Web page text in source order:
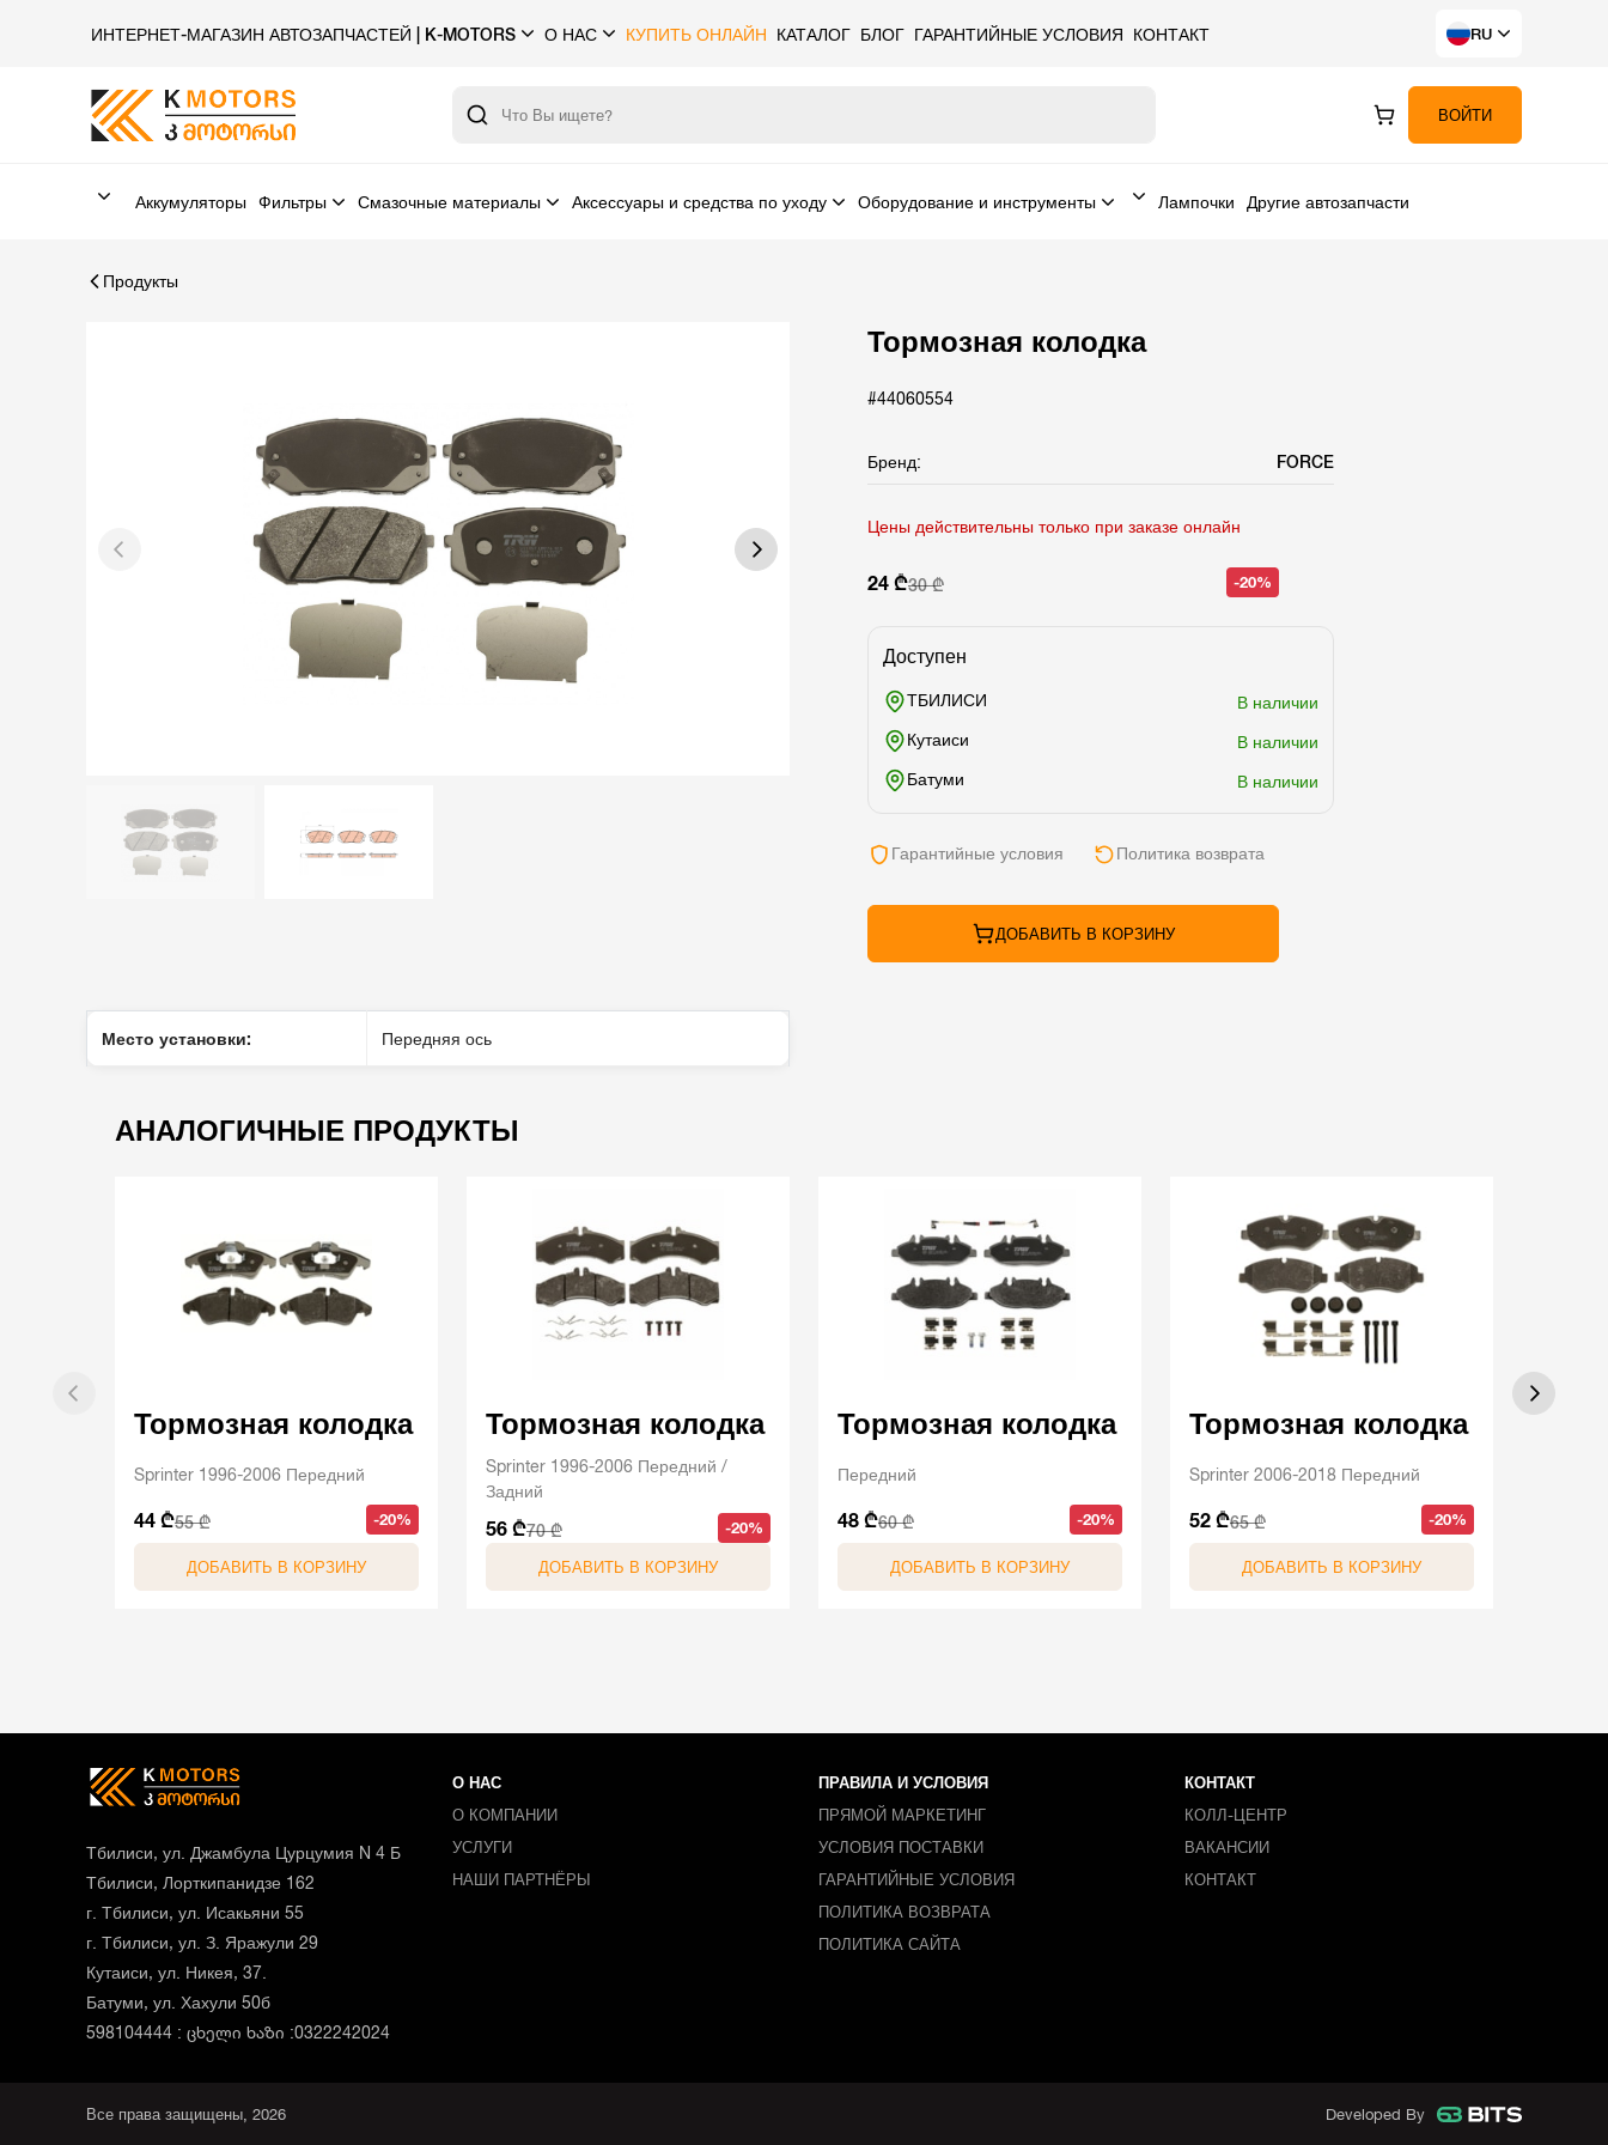
ИНТЕРНЕТ-МАГАЗИН АВТОЗАПЧАСТЕЙ | K-MOTORS О НАС КУПИТЬ ОНЛАЙН КАТАЛОГ БЛОГ ГАРАНТИЙНЫЕ УСЛОВИЯ КОНТАКТ RU
ВОЙТИ
Аккумуляторы Фильтры Смазочные материалы Аксессуары и средства по уходу Оборудование и инструменты Лампочки Другие автозапчасти
Продукты
Тормозная колодка
#44060554
Бренд: FORCE
Цены действительны только при заказе онлайн
24 ₾30 ₾ -20%
Доступен
ТБИЛИСИ
В наличии
Кутаиси
В наличии
Батуми
В наличии
Гарантийные условия Политика возврата
ДОБАВИТЬ В КОРЗИНУ
Место установки: Передняя ось
АНАЛОГИЧНЫЕ ПРОДУКТЫ
Тормозная колодка
Sprinter 1996-2006 Передний
44 ₾55 ₾ -20%
ДОБАВИТЬ В КОРЗИНУ
Тормозная колодка
Sprinter 1996-2006 Передний /
Задний
56 ₾70 ₾ -20%
ДОБАВИТЬ В КОРЗИНУ
Тормозная колодка
Передний
48 ₾60 ₾ -20%
ДОБАВИТЬ В КОРЗИНУ
Тормозная колодка
Sprinter 2006-2018 Передний
52 ₾65 ₾ -20%
ДОБАВИТЬ В КОРЗИНУ
Тбилиси, ул. Джамбула Цурцумия N 4 Б
Тбилиси, Лорткипанидзе 162
г. Тбилиси, ул. Исакьяни 55
г. Тбилиси, ул. З. Яражули 29
Кутаиси, ул. Никея, 37.
Батуми, ул. Хахули 50б
598104444 : ცხელი ხაზი :0322242024
О НАС
О КОМПАНИИ
УСЛУГИ
НАШИ ПАРТНЁРЫ
ПРАВИЛА И УСЛОВИЯ
ПРЯМОЙ МАРКЕТИНГ
УСЛОВИЯ ПОСТАВКИ
ГАРАНТИЙНЫЕ УСЛОВИЯ
ПОЛИТИКА ВОЗВРАТА
ПОЛИТИКА САЙТА
КОНТАКТ
КОЛЛ-ЦЕНТР
ВАКАНСИИ
КОНТАКТ
Все права защищены, 2026 Developed By